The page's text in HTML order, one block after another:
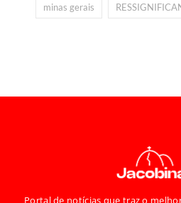
minas gerais
Portal de notícias que traz o